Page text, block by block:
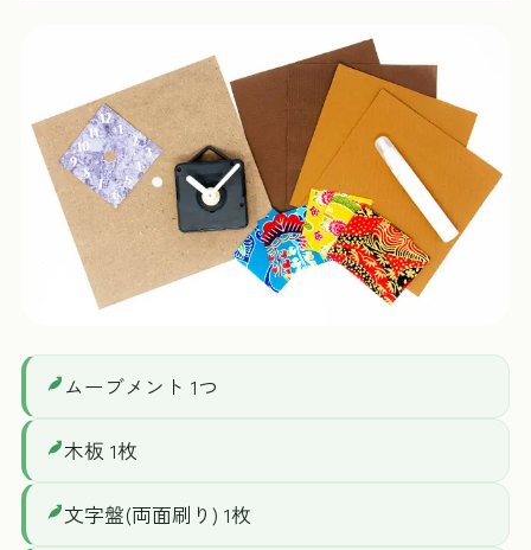
ムーブメント 1つ
木板 1枚
文字盤(両面刷り) 1枚